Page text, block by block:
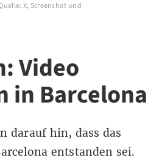
X; Screenshot und
Video
in Barcelona
darauf hin, dass das
entstanden sei.